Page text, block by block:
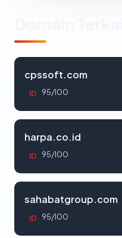
cpssoft.com
ID 95/100
harpa.co.id
ID 95/100
sahabatgroup.com
ID 95/100